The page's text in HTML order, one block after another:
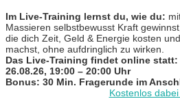
Im Live-Training lernst du, wie du:
Massieren selbstbewusst Kraft
die dich Zeit, Geld & Energie kosten
machst, ohne aufdringlich zu wirken.
Das Live-Training findet online statt:
26.08.26, 19:00 – 20:00 Uhr
Bonus: 30 Min. Fragerunde im
Kostenlos